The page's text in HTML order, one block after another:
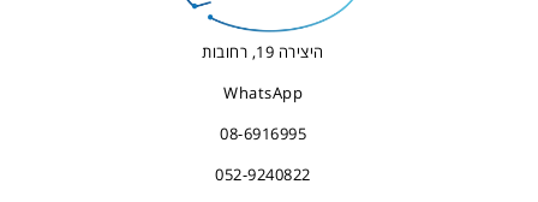
היצירה 19, רחובות
WhatsApp
08-6916995
052-9240822